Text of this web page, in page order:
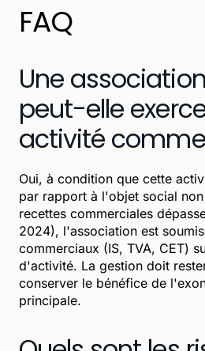
FAQ
Une association
peut-elle
activité
Oui, à condition que cette
par rapport à l'objet social
recettes commerciales
2024), l'association est
commerciaux (IS, TVA, CET)
d'activité. La gestion doit
conserver le bénéfice de
principale.